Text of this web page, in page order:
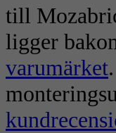
till
ligger
varumärket